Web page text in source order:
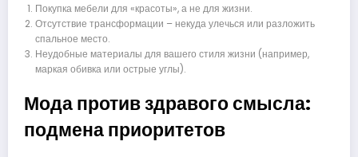
Покупка мебели для «красоты», а не для жизни.
Отсутствие трансформации – некуда улечься или разложить
спальное место.
Неудобные материалы для вашего стиля жизни (например,
маркая обивка или острые углы).
Мода против здравого смысла:
подмена приоритетов